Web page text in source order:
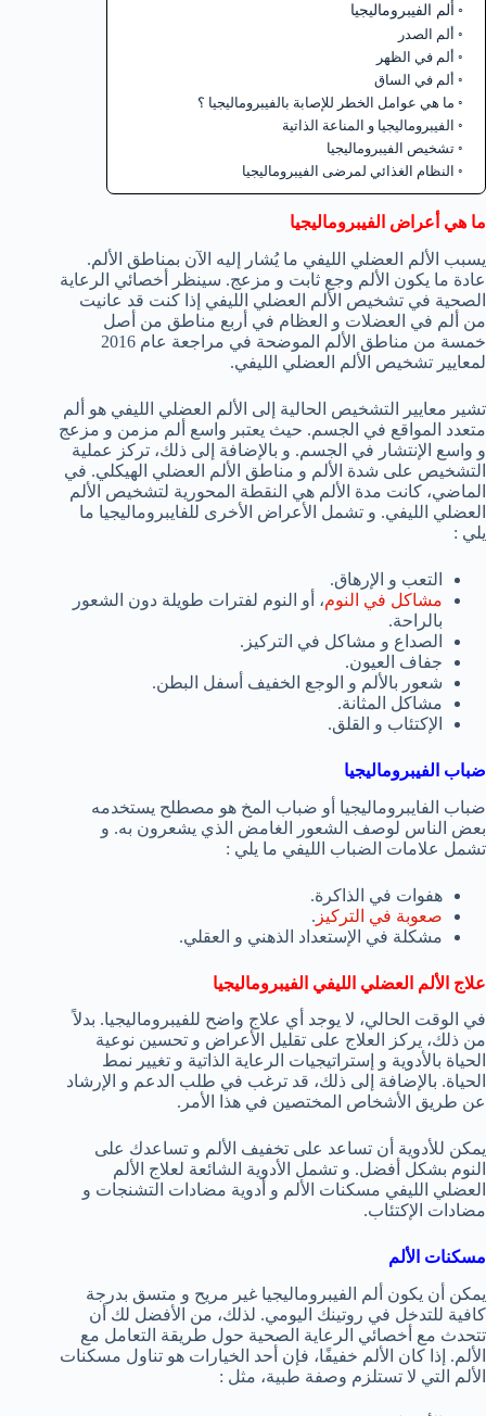
ألم الفيبروماليجيا
ألم الصدر
ألم في الظهر
ألم في الساق
ما هي عوامل الخطر للإصابة بالفيبروماليجيا ؟
الفيبروماليجيا و المناعة الذاتية
تشخيص الفيبروماليجيا
النظام الغذائي لمرضى الفيبروماليجيا
ما هي أعراض الفيبروماليجيا
يسبب الألم العضلي الليفي ما يُشار إليه الآن بمناطق الألم.
عادة ما يكون الألم وجع ثابت و مزعج. سينظر أخصائي الرعاية
الصحية في تشخيص الألم العضلي الليفي إذا كنت قد عانيت
من ألم في العضلات و العظام في أربع مناطق من أصل
خمسة من مناطق الألم الموضحة في مراجعة عام 2016
لمعايير تشخيص الألم العضلي الليفي.
تشير معايير التشخيص الحالية إلى الألم العضلي الليفي هو ألم
متعدد المواقع في الجسم. حيث يعتبر واسع ألم مزمن و مزعج
و واسع الإنتشار في الجسم. و بالإضافة إلى ذلك، تركز عملية
التشخيص على شدة الألم و مناطق الألم العضلي الهيكلي. في
الماضي، كانت مدة الألم هي النقطة المحورية لتشخيص الألم
العضلي الليفي. و تشمل الأعراض الأخرى للفايبروماليجيا ما
يلي :
التعب و الإرهاق.
مشاكل في النوم، أو النوم لفترات طويلة دون الشعور
بالراحة.
الصداع و مشاكل في التركيز.
جفاف العيون.
شعور بالألم و الوجع الخفيف أسفل البطن.
مشاكل المثانة.
الإكتئاب و القلق.
ضباب الفيبروماليجيا
ضباب الفايبروماليجيا أو ضباب المخ هو مصطلح يستخدمه
بعض الناس لوصف الشعور الغامض الذي يشعرون به. و
تشمل علامات الضباب الليفي ما يلي :
هفوات في الذاكرة.
صعوبة في التركيز .
مشكلة في الإستعداد الذهني و العقلي.
علاج الألم العضلي الليفي الفيبروماليجيا
في الوقت الحالي، لا يوجد أي علاج واضح للفيبروماليجيا. بدلاً
من ذلك، يركز العلاج على تقليل الأعراض و تحسين نوعية
الحياة بالأدوية و إستراتيجيات الرعاية الذاتية و تغيير نمط
الحياة. بالإضافة إلى ذلك، قد ترغب في طلب الدعم و الإرشاد
عن طريق الأشخاص المختصين في هذا الأمر.
يمكن للأدوية أن تساعد على تخفيف الألم و تساعدك على
النوم بشكل أفضل. و تشمل الأدوية الشائعة لعلاج الألم
العضلي الليفي مسكنات الألم و أدوية مضادات التشنجات و
مضادات الإكتئاب.
مسكنات الألم
يمكن أن يكون ألم الفيبروماليجيا غير مريح و متسق بدرجة
كافية للتدخل في روتينك اليومي. لذلك، من الأفضل لك أن
تتحدث مع أخصائي الرعاية الصحية حول طريقة التعامل مع
الألم. إذا كان الألم خفيفًا، فإن أحد الخيارات هو تناول مسكنات
الألم التي لا تستلزم وصفة طبية، مثل :